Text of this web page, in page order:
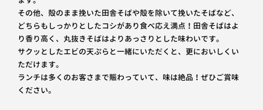
その他、殻のまま挽いた田舎そばや殻を除いて挽いたそばなど、
どちらもしっかりとしたコシがあり食べ応え満点！田舎そばはよ
り香り高く、丸抜きそばはよりあっさりとした味わいです。
サクッとしたエビの天ぷらと一緒にいただくと、更においしくい
ただけます。
ランチは多くのお客さまで賑わっていて、味は絶品！ぜひご賞味
ください。